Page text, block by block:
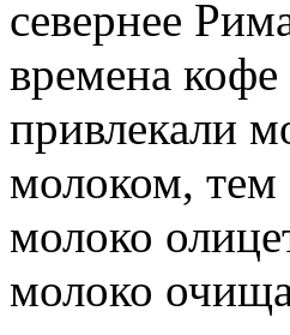
севернее
времена кофе
привлекали
молоком, тем
молоко
молоко